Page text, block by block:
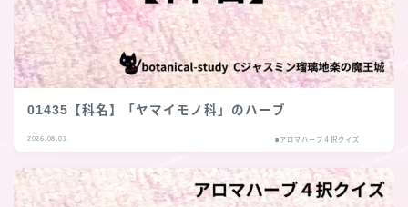
01435【科名】「ヤマイモノ科」のハーブ
2026.08.01 ■アロマハーブ４択クイズ